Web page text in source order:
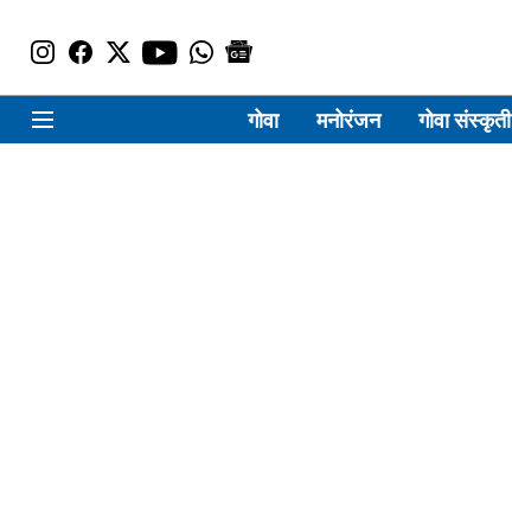
गोवा मनोरंजन गोवा संस्कृती